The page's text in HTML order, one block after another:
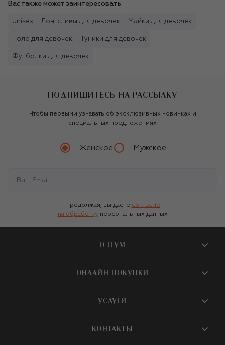
Вас также может заинтересовать
Unisex Лонгсливы для девочек Майки для девочек
Поло для девочек Туники для девочек
Футболки для девочек
ПОДПИШИТЕСЬ НА РАССЫЛКУ
Чтобы первыми узнавать об эксклюзивных новинках и
специальных предложениях
Женское Мужское
Продолжая, вы даете согласие
на обработку персональных данных
О ЦУМ
О магазине
Бутики и ПВЗ ЦУМ
ОНЛАЙН ПОКУПКИ
Доставка
УСЛУГИ
КОНТАКТЫ